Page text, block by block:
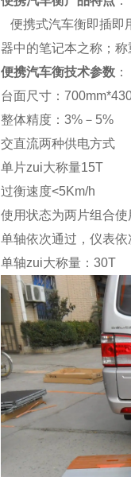
便携式汽车衡即插即
器中的笔记本之称；
便携汽车衡技术参数 ：
台面尺寸：
整体精度： 3% － 5%
交直流两种供电方式
单片zui大称量15T
过衡速度<5Km/h
使用状态为两片组合
单轴依次通过，仪表
单轴zui大称量： 30T